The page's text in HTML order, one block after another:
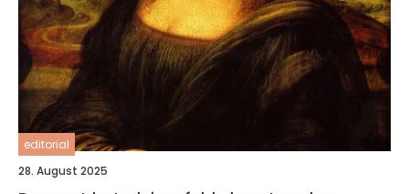
editorial
28. August 2025